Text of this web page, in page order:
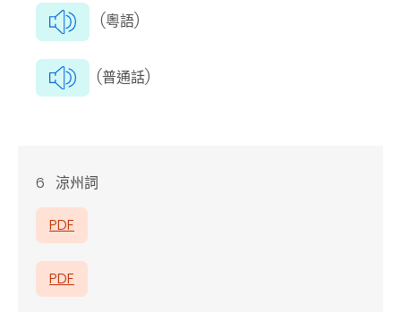
(粵語)
(普通話)
6 涼州詞
PDF
PDF